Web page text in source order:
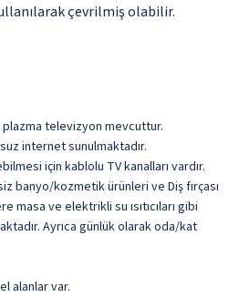
çevrilmiş olabilir.
plazma televizyon mevcuttur.
internet sunulmaktadır.
için kablolu TV kanalları vardır.
banyo/kozmetik ürünleri ve Diş fırçası
masa ve elektrikli su ısıtıcıları gibi
Ayrıca günlük olarak oda/kat
alanlar var.